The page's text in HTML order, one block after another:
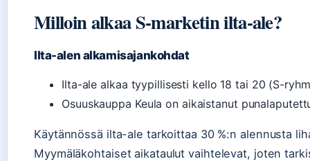
Milloin alkaa S-marketin ilta-ale?
Ilta-alen alkamisajankohdat
Ilta-ale alkaa tyypillisesti kello 18 tai 20 (S-
Osuuskauppa Keula on aikaistanut
Käytännössä ilta-ale tarkoittaa 30 %:n alennusta
Myymäläkohtaiset aikataulut vaihtelevat, joten